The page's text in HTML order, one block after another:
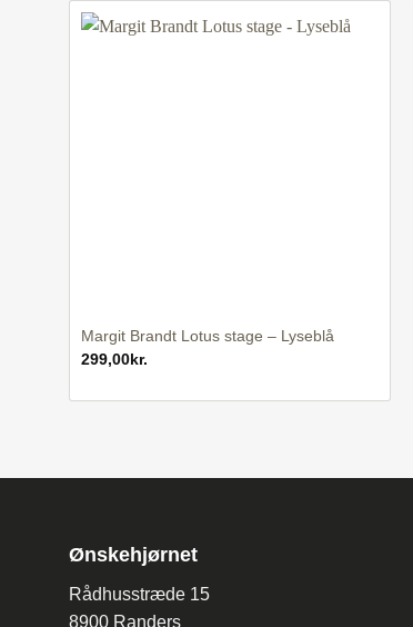
Margit Brandt Lotus stage – Lyseblå
299,00kr.
Ønskehjørnet
Rådhusstræde 15
8900 Randers